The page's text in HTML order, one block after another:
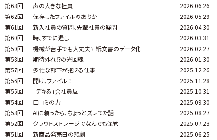
第63回
声の大きな社員
2026.06.26
第62回
保存したファイルのありか
2026.05.29
第61回
新入社員の質問、先輩社員の疑問
2026.04.30
第60回
時、すでに遅し
2026.03.31
第59回
機械が苦手でも大丈夫？ 紙文書のデータ化
2026.02.27
第58回
期待外れ⁉の光回線
2026.01.30
第57回
多忙な部下が抱える仕事
2025.12.26
第56回
開け、ファイル ！
2025.11.28
第55回
「デキる」会社員風
2025.10.31
第54回
口コミの力
2025.09.30
第53回
AIに頼ったら、ちょっとズレてた話
2025.08.27
第52回
クラウドストレージでなんでも保管
2025.07.23
第51回
新商品発売日の悲劇
2025.06.25